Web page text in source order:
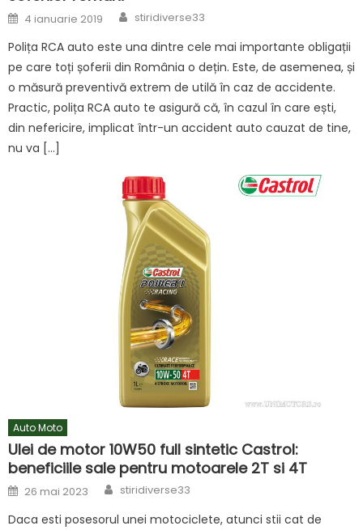
Posted
on
4 ianuarie 2019 Author
stiridiverse33
Polița RCA auto este una dintre cele mai importante obligații
pe care toți șoferii din România o dețin. Este, de asemenea, și
o măsură preventivă extrem de utilă în caz de accidente.
Practic, polița RCA auto te asigură că, în cazul în care ești,
din nefericire, implicat într-un accident auto cauzat de tine,
nu va […]
Auto Moto
Ulei de motor 10W50 full sintetic Castrol:
beneficiile sale pentru motoarele 2T si 4T
Posted
on
26 mai 2023 Author
stiridiverse33
Daca esti posesorul unei motociclete, atunci stii cat de